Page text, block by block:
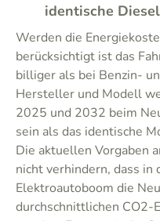
identische
Werden die
berücksichtigt ist das
billiger als bei Benzin-
Hersteller und Modell
2025 und 2032 beim
sein als das identische
Die aktuellen Vorgaben
nicht verhindern, dass in
Elektroautoboom die
durchschnittlichen CO2-